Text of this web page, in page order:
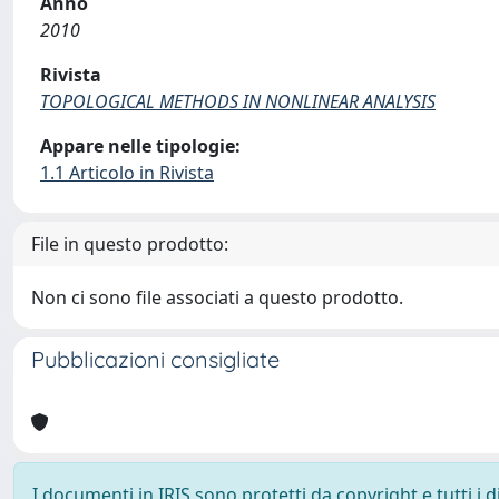
2010
Rivista
TOPOLOGICAL METHODS IN NONLINEAR ANALYSIS
Appare nelle tipologie:
1.1 Articolo in Rivista
File in questo prodotto:
Non ci sono file associati a questo prodotto.
Pubblicazioni consigliate